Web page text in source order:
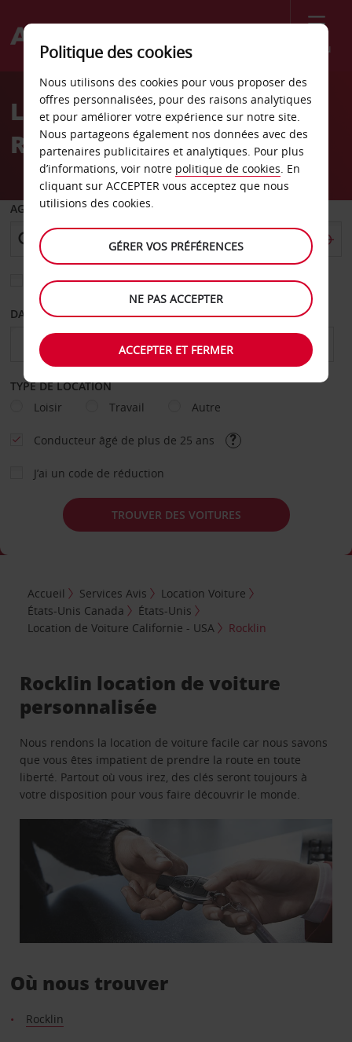
Menu
Welcome
AvisLocation de voiture
Rocklin
AGENCE DE DÉPART
Sélectionnez une autre agence de retour
DATE DE DÉPART DATE DE RETOUR
TYPE DE LOCATION
Loisir
Travail Autre
Conducteur âgé de plus de 25 ans
J’ai un code de réduction
TROUVER DES VOITURES
Accueil Services Avis
Location Voiture
États-Unis Canada
États-Unis
Location de Voiture Californie - USA
Rocklin
Rocklin location de voiture
personnalisée
Nous rendons la location de voiture facile car nous savons
que vous êtes impatient de prendre la route en toute
liberté. Partout où vous irez, des clés seront toujours à
votre disposition pour vous faire découvrir le monde.
Où nous trouver
Rocklin
Politique des cookies
Nous utilisons des cookies pour vous proposer des
offres personnalisées, pour des raisons analytiques
et pour améliorer votre expérience sur notre site.
Nous partageons également nos données avec des
partenaires publicitaires et analytiques. Pour plus
d’informations, voir notre politique de cookies. En
cliquant sur ACCEPTER vous acceptez que nous
utilisions des cookies.
GÉRER VOS PRÉFÉRENCES
NE PAS ACCEPTER
ACCEPTER ET FERMER